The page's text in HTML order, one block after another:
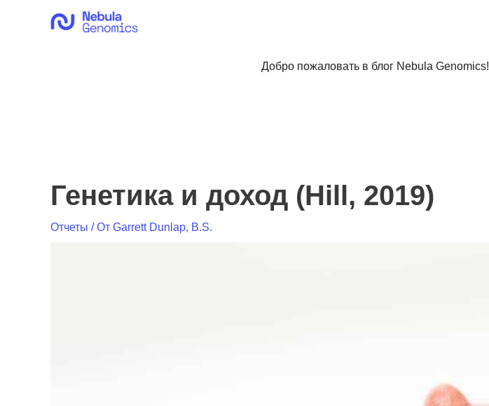
Добро пожаловать в блог Nebula Genomics!
Генетика и доход (Hill, 2019)
Отчеты / От Garrett Dunlap, B.S.